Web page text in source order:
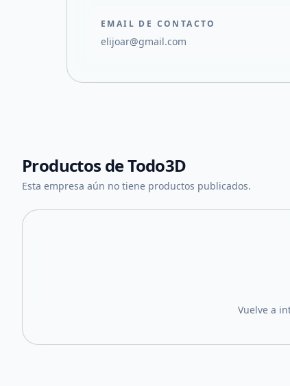
EMAIL DE CONTACTO
elijoar@gmail.com
Productos deTodo3D
Esta empresa aún no tiene productos publicados.
Vuelve a